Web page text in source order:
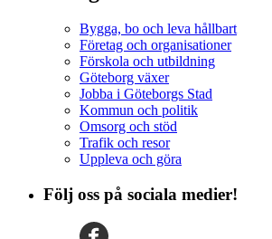
Bygga, bo och leva hållbart
Företag och organisationer
Förskola och utbildning
Göteborg växer
Jobba i Göteborgs Stad
Kommun och politik
Omsorg och stöd
Trafik och resor
Uppleva och göra
Följ oss på sociala medier!